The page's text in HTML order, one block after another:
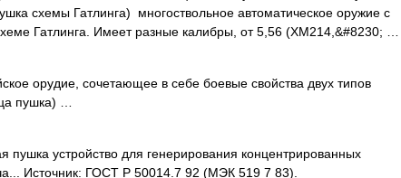
схемы Гатлинга) многоствольное автоматическое оружие с
Гатлинга. Имеет разные калибры, от 5,56 (XM214,&#8230; …
орудие, сочетающее в себе боевые свойства двух типов
пушка) …
пушка устройство для генерирования концентрированных
Источник: ГОСТ Р 50014.7 92 (МЭК 519 7 83).